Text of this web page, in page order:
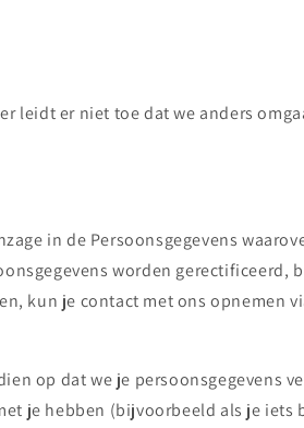
leidt er niet toe dat we anders
in de Persoonsgegevens
worden gerectificeerd,
kun je contact met ons opnemen
op dat we je persoonsgegevens
je hebben (bijvoorbeeld als je iets